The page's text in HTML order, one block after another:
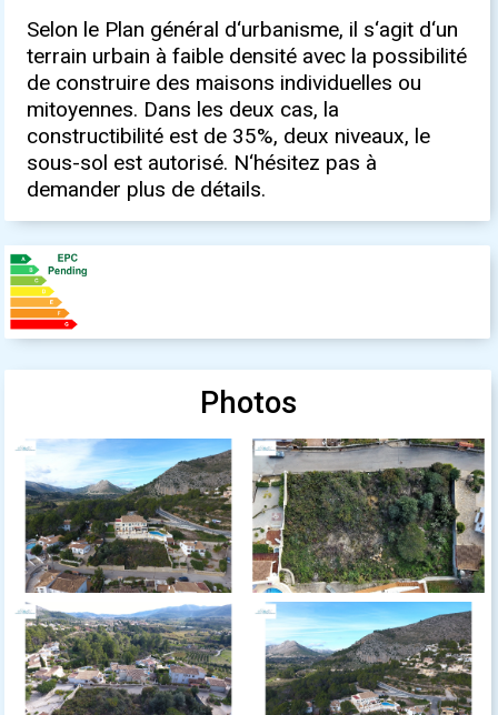
Selon le Plan général d‘urbanisme, il s‘agit d‘un
terrain urbain à faible densité avec la possibilité
de construire des maisons individuelles ou
mitoyennes. Dans les deux cas, la
constructibilité est de 35%, deux niveaux, le
sous-sol est autorisé. N‘hésitez pas à
demander plus de détails.
Photos